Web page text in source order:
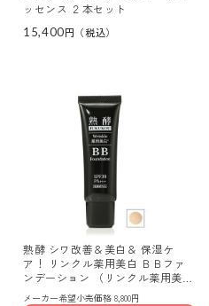
ッセンス ２本セット
15,400
熟酵 シワ改善＆美白＆ 保湿ケ
ア！ リンクル薬用美白 ＢＢファ
ンデーション （リンクル薬用美白
ファンデーションＷＪＭ）
メーカー希望小売価格 8,800円